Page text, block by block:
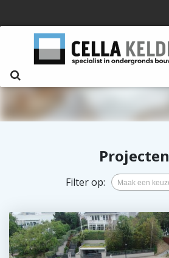
Projecten
Filter op: